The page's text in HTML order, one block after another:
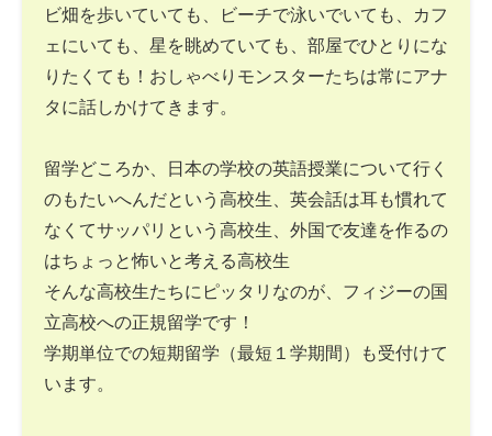
ビ畑を歩いていても、ビーチで泳いでいても、カフ
ェにいても、星を眺めていても、部屋でひとりにな
りたくても！おしゃべりモンスターたちは常にアナ
タに話しかけてきます。
留学どころか、日本の学校の英語授業について行く
のもたいへんだという高校生、英会話は耳も慣れて
なくてサッパリという高校生、外国で友達を作るの
はちょっと怖いと考える高校生
そんな高校生たちにピッタリなのが、フィジーの国
立高校への正規留学です！
学期単位での短期留学（最短１学期間）も受付けて
います。